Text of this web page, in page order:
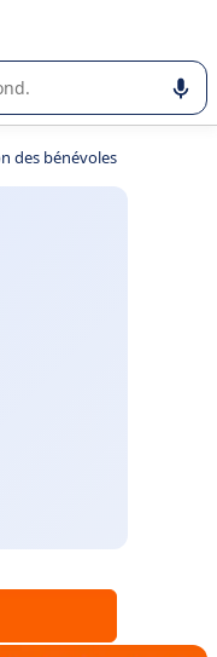
ou la sélection de
des bénévoles